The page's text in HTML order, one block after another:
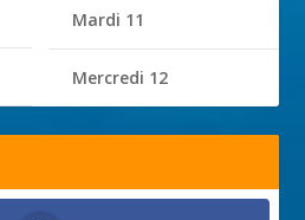
Mardi 11
Mercredi 12